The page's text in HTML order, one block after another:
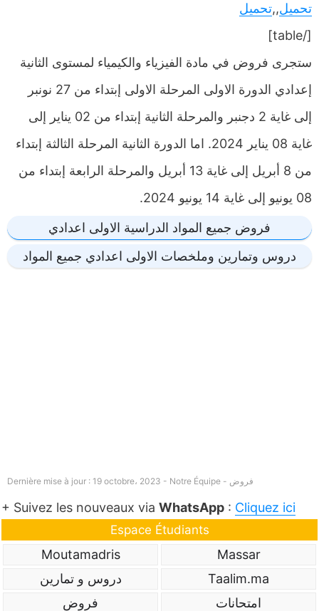
تحميل,,تحميل
[/table]
ستجرى فروض في مادة الفيزياء والكيمياء لمستوى الثانية
إعدادي الدورة الاولى المرحلة الاولى إبتداء من 27 نونبر
إلى غاية 2 دجنبر والمرحلة الثانية إبتداء من 02 يناير إلى
غاية 08 يناير 2024. اما الدورة الثانية المرحلة الثالثة إبتداء
من 8 أبريل إلى غاية 13 أبريل والمرحلة الرابعة إبتداء من
08 يونيو إلى غاية 14 يونيو 2024.
فروض جميع المواد الدراسية الاولى اعدادي
دروس وتمارين وملخصات الاولى اعدادي جميع المواد
Dernière mise à jour : 19 octobre، 2023 - Notre Équipe - فروض
+ Suivez les nouveaux via WhatsApp : Cliquez ici
Espace Étudiants
Massar
Moutamadris
Taalim.ma
دروس و تمارين
امتحانات
فروض